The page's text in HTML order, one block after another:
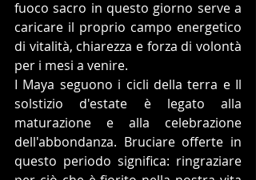
fuoco sacro in questo giorno serve a
caricare il proprio campo energetico
di vitalità, chiarezza e forza di volontà
per i mesi a venire.
I Maya seguono i cicli della terra e Il
solstizio d'estate è legato alla
maturazione e alla celebrazione
dell'abbondanza. Bruciare offerte in
questo periodo significa: ringraziare